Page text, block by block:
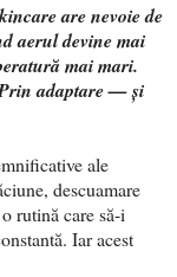
are nevoie de
aerul devine mai
mai mari.
adaptare — și
ale
descuamare
rutină care să-i
Iar acest